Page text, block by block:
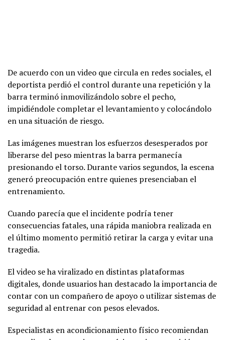
De acuerdo con un video que circula en redes sociales, el
deportista perdió el control durante una repetición y la
barra terminó inmovilizándolo sobre el pecho,
impidiéndole completar el levantamiento y colocándolo
en una situación de riesgo.
Las imágenes muestran los esfuerzos desesperados por
liberarse del peso mientras la barra permanecía
presionando el torso. Durante varios segundos, la escena
generó preocupación entre quienes presenciaban el
entrenamiento.
Cuando parecía que el incidente podría tener
consecuencias fatales, una rápida maniobra realizada en
el último momento permitió retirar la carga y evitar una
tragedia.
El video se ha viralizado en distintas plataformas
digitales, donde usuarios han destacado la importancia de
contar con un compañero de apoyo o utilizar sistemas de
seguridad al entrenar con pesos elevados.
Especialistas en acondicionamiento físico recomiendan